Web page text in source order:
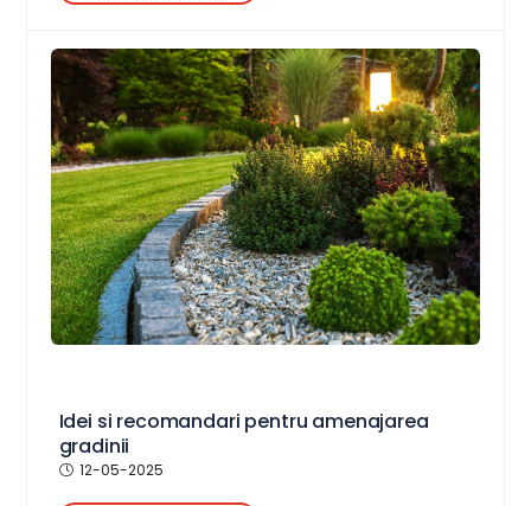
Idei si recomandari pentru amenajarea
gradinii
12-05-2025